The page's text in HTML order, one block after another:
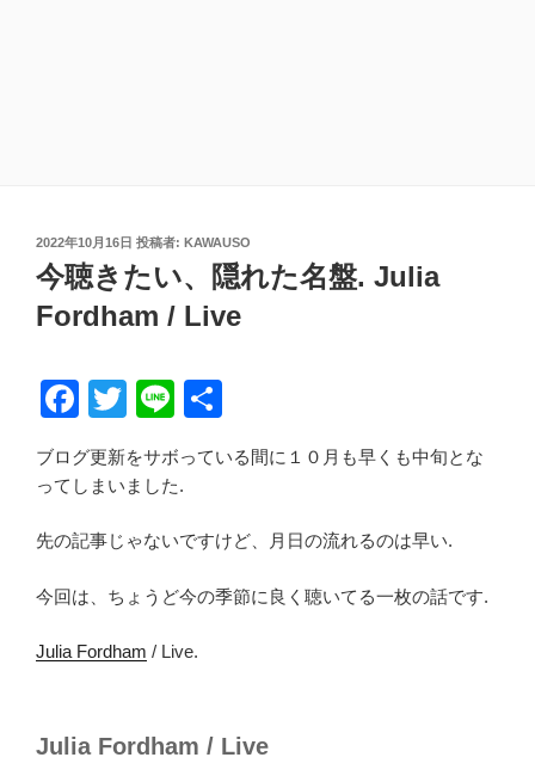
投
日:
2022年10月16日 投稿者: KAWAUSO
今聴きたい、隠れた名盤. Julia
Fordham / Live
F
c
b
o
k
T
tt
Li
e
ブログ更新をサボっている間に１０月も早くも中旬とな
ってしまいました.
先の記事じゃないですけど、月日の流れるのは早い.
今回は、ちょうど今の季節に良く聴いてる一枚の話です.
Julia Fordham / Live.
Julia Fordham / Live